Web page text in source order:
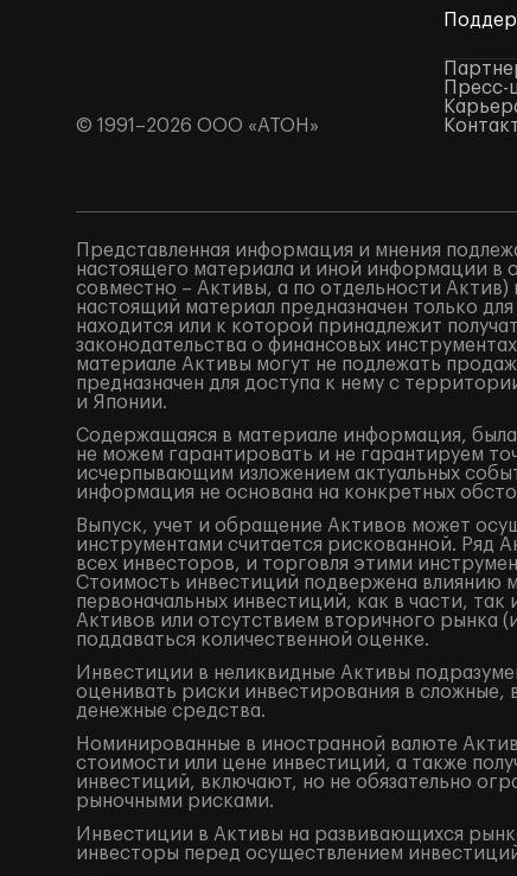
© 1991–2026 ООО «АТОН»
Пресс-
Представленная информация и мнения
настоящего материала и иной информации в
совместно – Активы, а по отдельности
настоящий материал предназначен только
находится или к которой принадлежит
законодательства о финансовых
материале Активы могут не подлежать
предназначен для доступа к нему с
и Японии.
Содержащаяся в материале информация,
не можем гарантировать и не гарантируем
исчерпывающим изложением актуальных
информация не основана на конкретных
Выпуск, учет и обращение Активов может
инструментами считается рискованной. Ряд
всех инвесторов, и торговля этими
Стоимость инвестиций подвержена влиянию
первоначальных инвестиций, как в части,
Активов или отсутствием вторичного рынка
поддаваться количественной оценке.
Инвестиции в неликвидные Активы
оценивать риски инвестирования в
денежные средства.
Номинированные в иностранной валюте
стоимости или цене инвестиций, а также
инвестиций, включают, но не обязательно
рыночными рисками.
Инвестиции в Активы на развивающихся
инвесторы перед осуществлением